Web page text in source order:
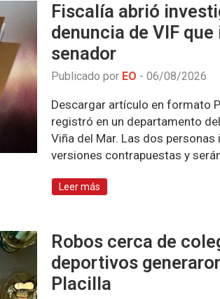
Fiscalía abrió
denuncia de VIF
senador
Publicado por EO - 06/08/2026
Descargar artículo en formato
registró en un departamento
Viña del Mar. Las dos
versiones contrapuestas y
Leer más
Robos cerca de
deportivos
Placilla